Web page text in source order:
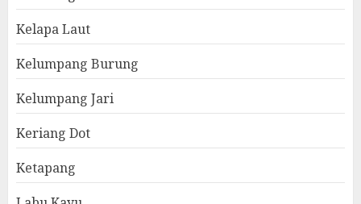
Kelapa Laut
Kelumpang Burung
Kelumpang Jari
Keriang Dot
Ketapang